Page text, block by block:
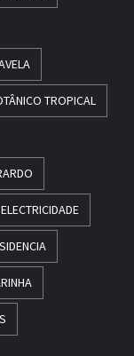
TROPICAL